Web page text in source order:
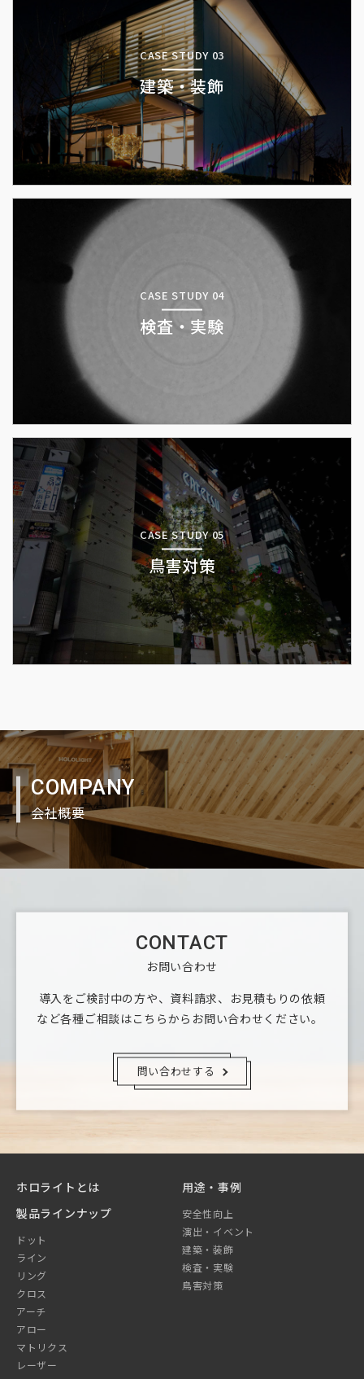
CASE STUDY 03
建築・装飾
CASE STUDY 04
検査・実験
CASE STUDY 05
鳥害対策
COMPANY
会社概要
CONTACT
お問い合わせ
導入をご検討中の方や、資料請求、お見積もりの依頼
など各種ご相談はこちらからお問い合わせください。
問い合わせする
ホロライトとは
製品ラインナップ
ドット
ライン
リング
クロス
アーチ
アロー
マトリクス
レーザー
用途・事例
安全性向上
演出・イベント
建築・装飾
検査・実験
鳥害対策